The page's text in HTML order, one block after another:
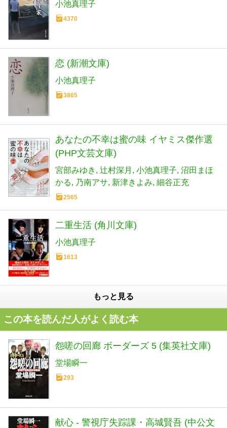
小池真理子
4370
恋 (新潮文庫)
小池真理子
3865
あなたの不幸は蜜の味 イヤミス傑作選
(PHP文芸文庫)
宮部みゆき 辻村深月 小池真理子 沼田まほ
かる
乃南アサ 新津きよみ 細谷正充
2565
二重生活 (角川文庫)
小池真理子
1613
もっと見る
この本を読んだ人がよく読む本
怨嗟の回廊 ボーダーズ 5 (集英社文庫)
堂場瞬一
293
献心 - 警視庁失踪課・高城賢吾 (中公文